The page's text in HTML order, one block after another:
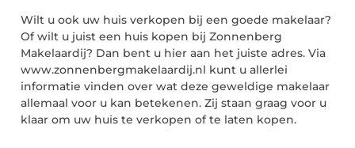
Wilt u ook uw huis verkopen bij een goede makelaar?
Of wilt u juist een huis kopen bij Zonnenberg
Makelaardij? Dan bent u hier aan het juiste adres. Via
www.zonnenbergmakelaardij.nl kunt u allerlei
informatie vinden over wat deze geweldige makelaar
allemaal voor u kan betekenen. Zij staan graag voor u
klaar om uw huis te verkopen of te laten kopen.